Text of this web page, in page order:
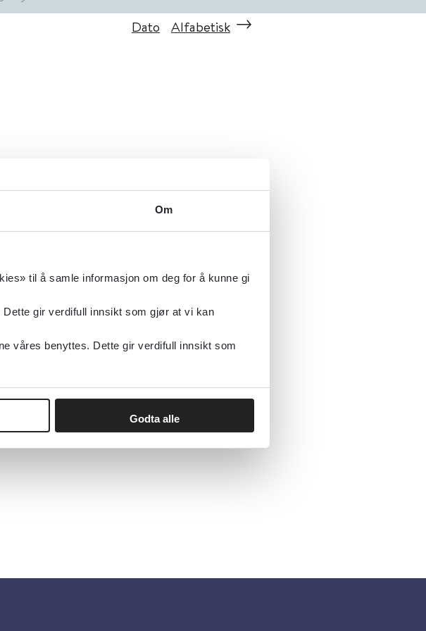
Om
til å samle informasjon om deg for å kunne gi
gir verdifull innsikt som gjør at vi kan
våres benyttes. Dette gir verdifull innsikt som
Godta alle
Dato Alfabetisk